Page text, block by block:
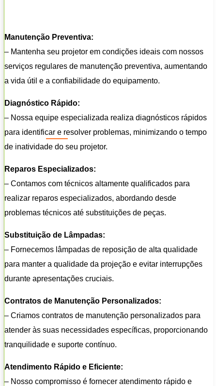
Manutenção Preventiva:
– Mantenha seu projetor em condições ideais com nossos
serviços regulares de manutenção preventiva, aumentando
a vida útil e a confiabilidade do equipamento.
Diagnóstico Rápido:
– Nossa equipe especializada realiza diagnósticos rápidos
para identificar e resolver problemas, minimizando o tempo
de inatividade do seu projetor.
Reparos Especializados:
– Contamos com técnicos altamente qualificados para
realizar reparos especializados, abordando desde
problemas técnicos até substituições de peças.
Substituição de Lâmpadas:
– Fornecemos lâmpadas de reposição de alta qualidade
para manter a qualidade da projeção e evitar interrupções
durante apresentações cruciais.
Contratos de Manutenção Personalizados:
– Criamos contratos de manutenção personalizados para
atender às suas necessidades específicas, proporcionando
tranquilidade e suporte contínuo.
Atendimento Rápido e Eficiente:
– Nosso compromisso é fornecer atendimento rápido e